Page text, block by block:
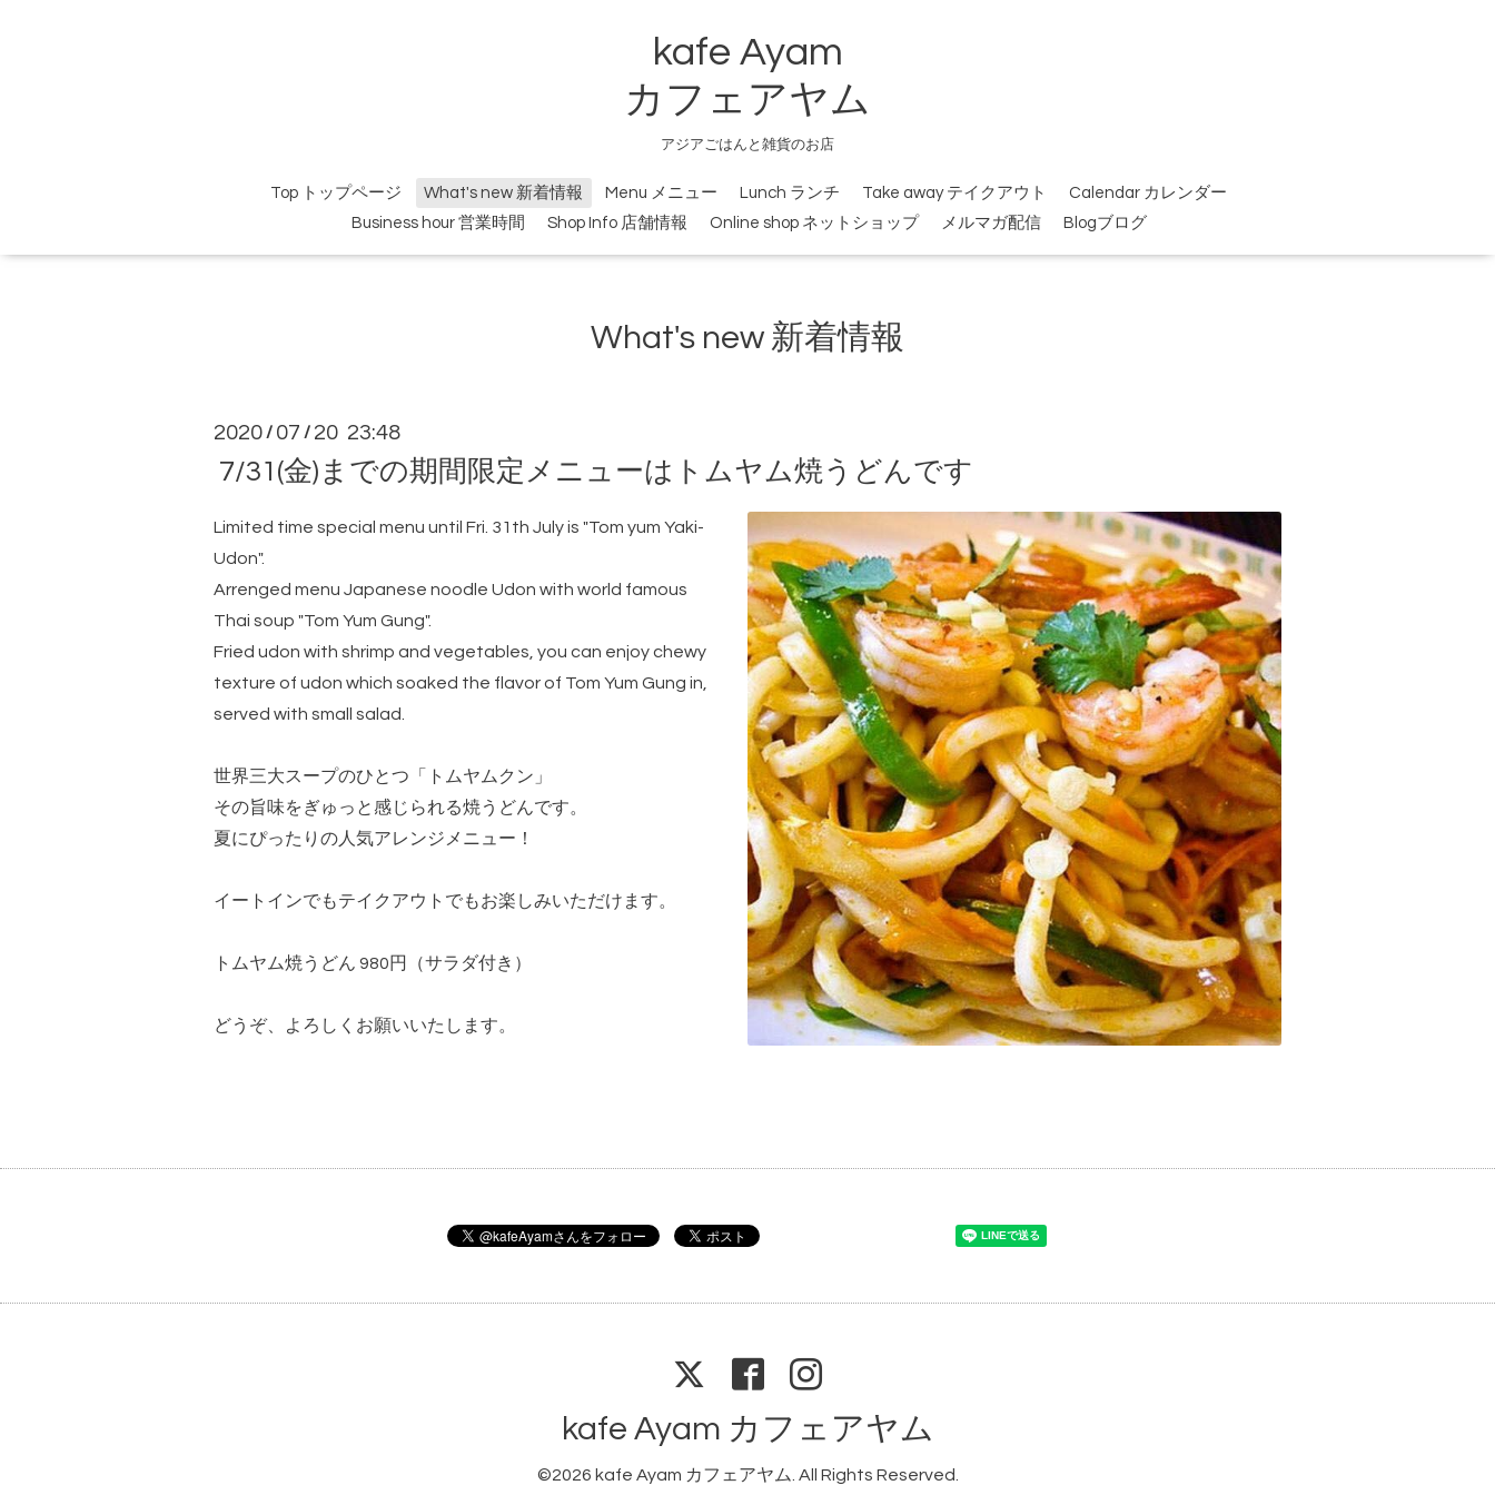
kafe Ayam
カフェアヤム
アジアごはんと雑貨のお店
Top トップページ What's new 新着情報 Menu メニュー Lunch ランチ Take away テイクアウト
Calendar カレンダー
Business hour 営業時間
Shop Info 店舗情報 Online shop ネットショップ メルマガ配信 Blogブログ
What's new 新着情報
2020 / 07 / 20 23:48
7/31(金)までの期間限定メニューはトムヤム焼うどんです
Limited time special menu until Fri. 31th July is "Tom yum Yaki-
Udon".
Arrenged menu Japanese noodle Udon with world famous
Thai soup "Tom Yum Gung".
Fried udon with shrimp and vegetables, you can enjoy chewy
texture of udon which soaked the flavor of Tom Yum Gung in,
served with small salad.
世界三大スープのひとつ「トムヤムクン」
その旨味をぎゅっと感じられる焼うどんです。
夏にぴったりの人気アレンジメニュー！
イートインでもテイクアウトでもお楽しみいただけます。
トムヤム焼うどん 980円（サラダ付き）
どうぞ、よろしくお願いいたします。
kafe Ayam カフェアヤム
©2026 kafe Ayam カフェアヤム. All Rights Reserved.